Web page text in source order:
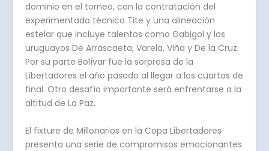
dominio en el torneo, con la contratación del
experimentado técnico Tite y una alineación
estelar que incluye talentos como Gabigol y los
uruguayos De Arrascaeta, Varela, Viña y De la Cruz.
Por su parte Bolívar fue la sorpresa de la
Libertadores el año pasado al llegar a los cuartos de
final. Otro desafío importante será enfrentarse a la
altitud de La Paz.
El fixture de Millonarios en la Copa Libertadores
presenta una serie de compromisos emocionantes